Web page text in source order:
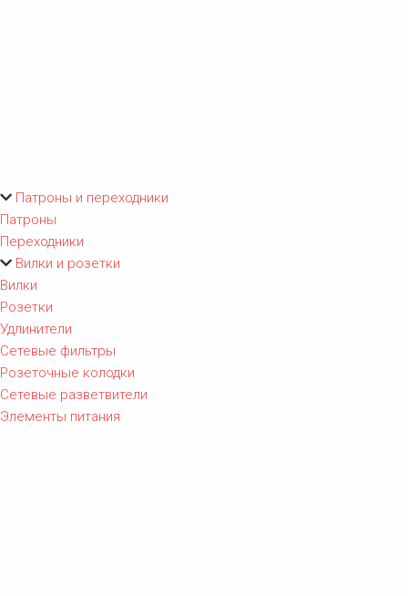
Патроны и переходники
Патроны
Переходники
Вилки и розетки
Вилки
Розетки
Удлинители
Сетевые фильтры
Розеточные колодки
Сетевые разветвители
Элементы питания